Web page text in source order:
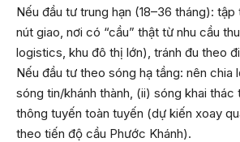
Nếu đầu tư trung hạn (18–36 tháng):
nút giao, nơi có “cầu” thật từ nhu cầu
logistics, khu đô thị lớn), tránh đu theo
Nếu đầu tư theo sóng hạ tầng: nên chia
sóng tin/khánh thành, (ii) sóng khai thác
thông tuyến toàn tuyến (dự kiến xoay
theo tiến độ cầu Phước Khánh).